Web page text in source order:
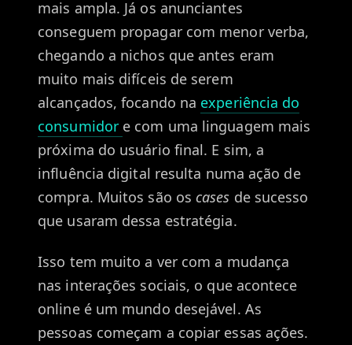
mais ampla. Já os anunciantes
conseguem propagar com menor verba,
chegando a nichos que antes eram
muito mais difíceis de serem
alcançados, focando na experiência do
consumidor e com uma linguagem mais
próxima do usuário final. E sim, a
influência digital resulta numa ação de
compra. Muitos são os cases de sucesso
que usaram dessa estratégia.
Isso tem muito a ver com a mudança
nas interações sociais, o que acontece
online é um mundo desejável. As
pessoas começam a copiar essas ações.